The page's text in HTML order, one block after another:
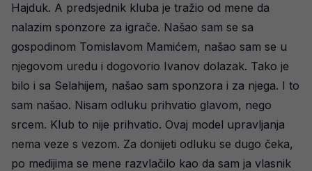
Hajduk. A predsjednik kluba je tražio od mene da
nalazim sponzore za igrače. Našao sam se sa
gospodinom Tomislavom Mamićem, našao sam se u
njegovom uredu i dogovorio Ivanov dolazak. Tako je
bilo i sa Selahijem, našao sam sponzora i za njega. I to
sam našao. Nisam odluku prihvatio glavom, nego
srcem. Klub to nije prihvatio. Ovaj model upravljanja
nema veze s vezom. Za donijeti odluku se dugo čeka,
po medijima se mene razvlačilo kao da sam ja vlasnik